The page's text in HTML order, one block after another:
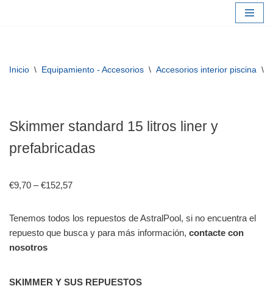
Inicio \ Equipamiento - Accesorios \ Accesorios interior piscina \
Skimmer standard 15 litros liner y
prefabricadas
€9,70 –€152,57
Tenemos todos los repuestos de AstralPool, si no encuentra el
repuesto que busca y para más información, contacte con
nosotros
SKIMMER Y SUS REPUESTOS